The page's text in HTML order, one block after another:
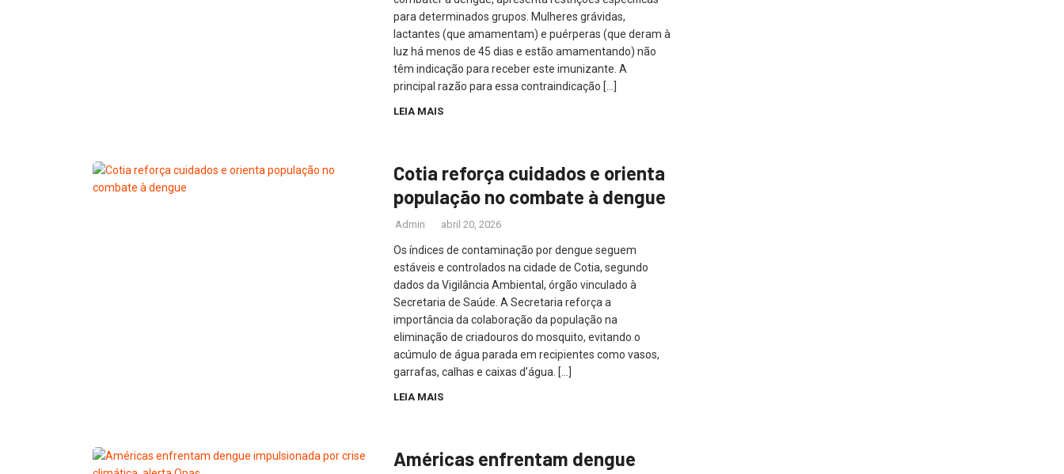
para determinados grupos. Mulheres grávidas,
lactantes (que amamentam) e puérperas (que deram à
luz há menos de 45 dias e estão amamentando) não
têm indicação para receber este imunizante. A
principal razão para essa contraindicação […]
LEIA MAIS
Cotia reforça cuidados e orienta
população no combate à dengue
Admin abril 20, 2026
Os índices de contaminação por dengue seguem
estáveis e controlados na cidade de Cotia, segundo
dados da Vigilância Ambiental, órgão vinculado à
Secretaria de Saúde. A Secretaria reforça a
importância da colaboração da população na
eliminação de criadouros do mosquito, evitando o
acúmulo de água parada em recipientes como vasos,
garrafas, calhas e caixas d’água. […]
LEIA MAIS
Américas enfrentam dengue